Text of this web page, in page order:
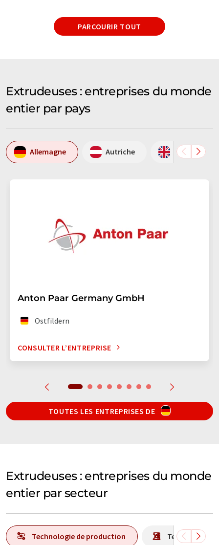
PARCOURIR TOUT
Extrudeuses : entreprises du monde
entier par pays
Allemagne Autriche Grande-
Anton Paar Germany GmbH
Ostfildern
CONSULTER L’ENTREPRISE
TOUTES LES ENTREPRISES DE
Extrudeuses : entreprises du monde
entier par secteur
Technologie de production Technologie